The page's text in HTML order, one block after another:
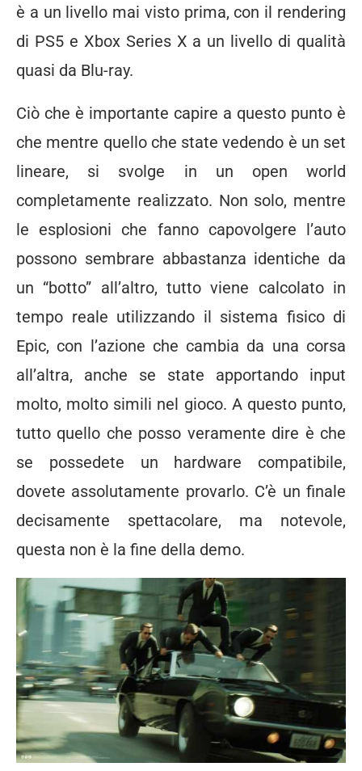
è a un livello mai visto prima, con il rendering
di PS5 e Xbox Series X a un livello di qualità
quasi da Blu-ray.
Ciò che è importante capire a questo punto è
che mentre quello che state vedendo è un set
lineare, si svolge in un open world
completamente realizzato. Non solo, mentre
le esplosioni che fanno capovolgere l’auto
possono sembrare abbastanza identiche da
un “botto” all’altro, tutto viene calcolato in
tempo reale utilizzando il sistema fisico di
Epic, con l’azione che cambia da una corsa
all’altra, anche se state apportando input
molto, molto simili nel gioco. A questo punto,
tutto quello che posso veramente dire è che
se possedete un hardware compatibile,
dovete assolutamente provarlo. C’è un finale
decisamente spettacolare, ma notevole,
questa non è la fine della demo.